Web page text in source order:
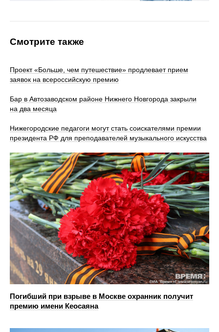
Смотрите также
Проект «Больше, чем путешествие» продлевает прием
заявок на всероссийскую премию
Бар в Автозаводском районе Нижнего Новгорода закрыли
на два месяца
Нижегородские педагоги могут стать соискателями премии
президента РФ для преподавателей музыкального искусства
Погибший при взрыве в Москве охранник получит
премию имени Кеосаяна